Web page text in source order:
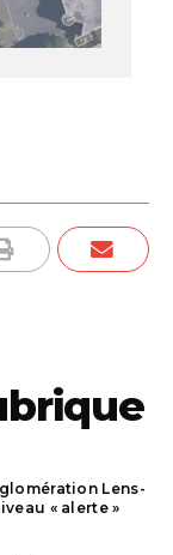
Lens-
« alerte »